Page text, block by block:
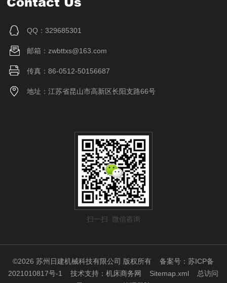
QQ：329685301
邮箱：zwbttxs@163.com
传真：86-0512-50156687
地址：江苏省昆山市高新区长阳支路66号
扫一扫 微信咨询
©2026 苏州日建机械科技有限公司 版权所有备案号：苏ICP备
2021010817号-1
技术支持：机床商务网 Sitemap.xml 总访问